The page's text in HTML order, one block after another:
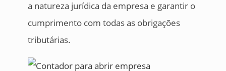
a natureza jurídica da empresa e garantir o
cumprimento com todas as obrigações
tributárias.